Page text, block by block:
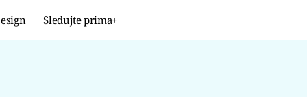
Sledujte prima+